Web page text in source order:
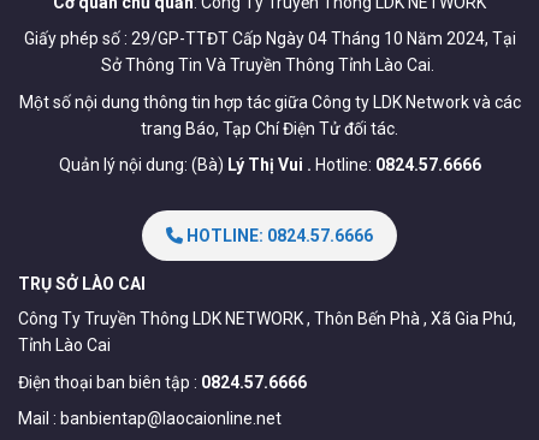
Giấy phép số : 29/GP-TTĐT Cấp Ngày 04 Tháng 10 Năm 2024, Tại
Sở Thông Tin Và Truyền Thông Tỉnh Lào Cai.
Một số nội dung thông tin hợp tác giữa Công ty LDK Network và các
trang Báo, Tạp Chí Điện Tử đối tác.
Quản lý nội dung: (Bà) Lý Thị Vui . Hotline: 0824.57.6666
HOTLINE: 0824.57.6666
TRỤ SỞ LÀO CAI
Công Ty Truyền Thông LDK NETWORK , Thôn Bến Phà , Xã Gia Phú,
Tỉnh Lào Cai
Điện thoại ban biên tập : 0824.57.6666
Mail : banbientap@laocaionline.net